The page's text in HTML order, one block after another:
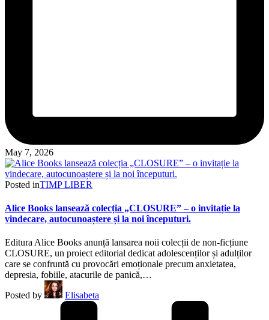
May 7, 2026
Posted inTIMP LIBER
Alice Books lansează colecția „CLOSURE” – o invitație la
vindecare, autocunoaștere și la noi începuturi.
Editura Alice Books anunță lansarea noii colecții de non-ficțiune
CLOSURE, un proiect editorial dedicat adolescenților și adulților
care se confruntă cu provocări emoționale precum anxietatea,
depresia, fobiile, atacurile de panică,…
Posted by
Elisabeta